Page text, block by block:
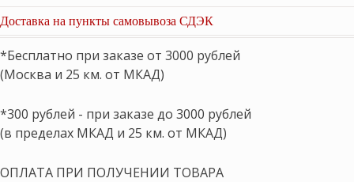
Доставка на пункты самовывоза СДЭК
*Бесплатно при заказе от 3000 рублей
(Москва и 25 км. от МКАД)
*300 рублей - при заказе до 3000 рублей
(в пределах МКАД и 25 км. от МКАД)
ОПЛАТА ПРИ ПОЛУЧЕНИИ ТОВАРА